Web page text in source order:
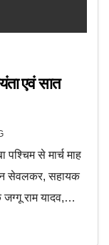
एवं सात
पश्चिम से मार्च माह
सेवलकर, सहायक
जग्गू राम यादव,…